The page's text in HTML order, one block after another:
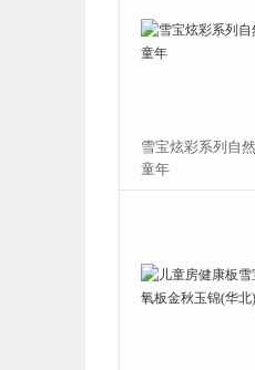
雪宝炫彩系列自然板绿野
雪